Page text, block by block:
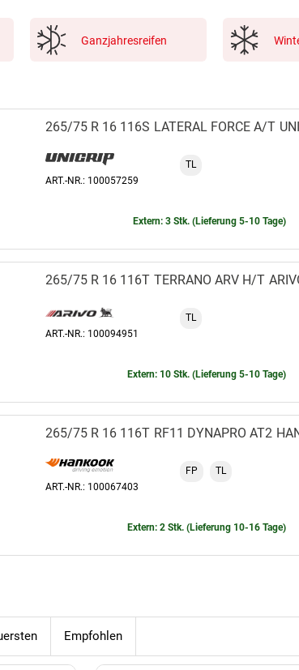
Ganzjahresreifen
LATERAL FORCE A/T
265/75 R 16 116S
ART.-NR.: 100057259
TL
Extern: 3 Stk. (Lieferung 5-10 Tage)
TERRANO ARV H/T
265/75 R 16 116T
ART.-NR.: 100094951
TL
Extern: 10 Stk. (Lieferung 5-10 Tage)
RF11 DYNAPRO AT2
265/75 R 16 116T
ART.-NR.: 100067403
FP TL
Extern: 2 Stk. (Lieferung 10-16 Tage)
Empfohlen